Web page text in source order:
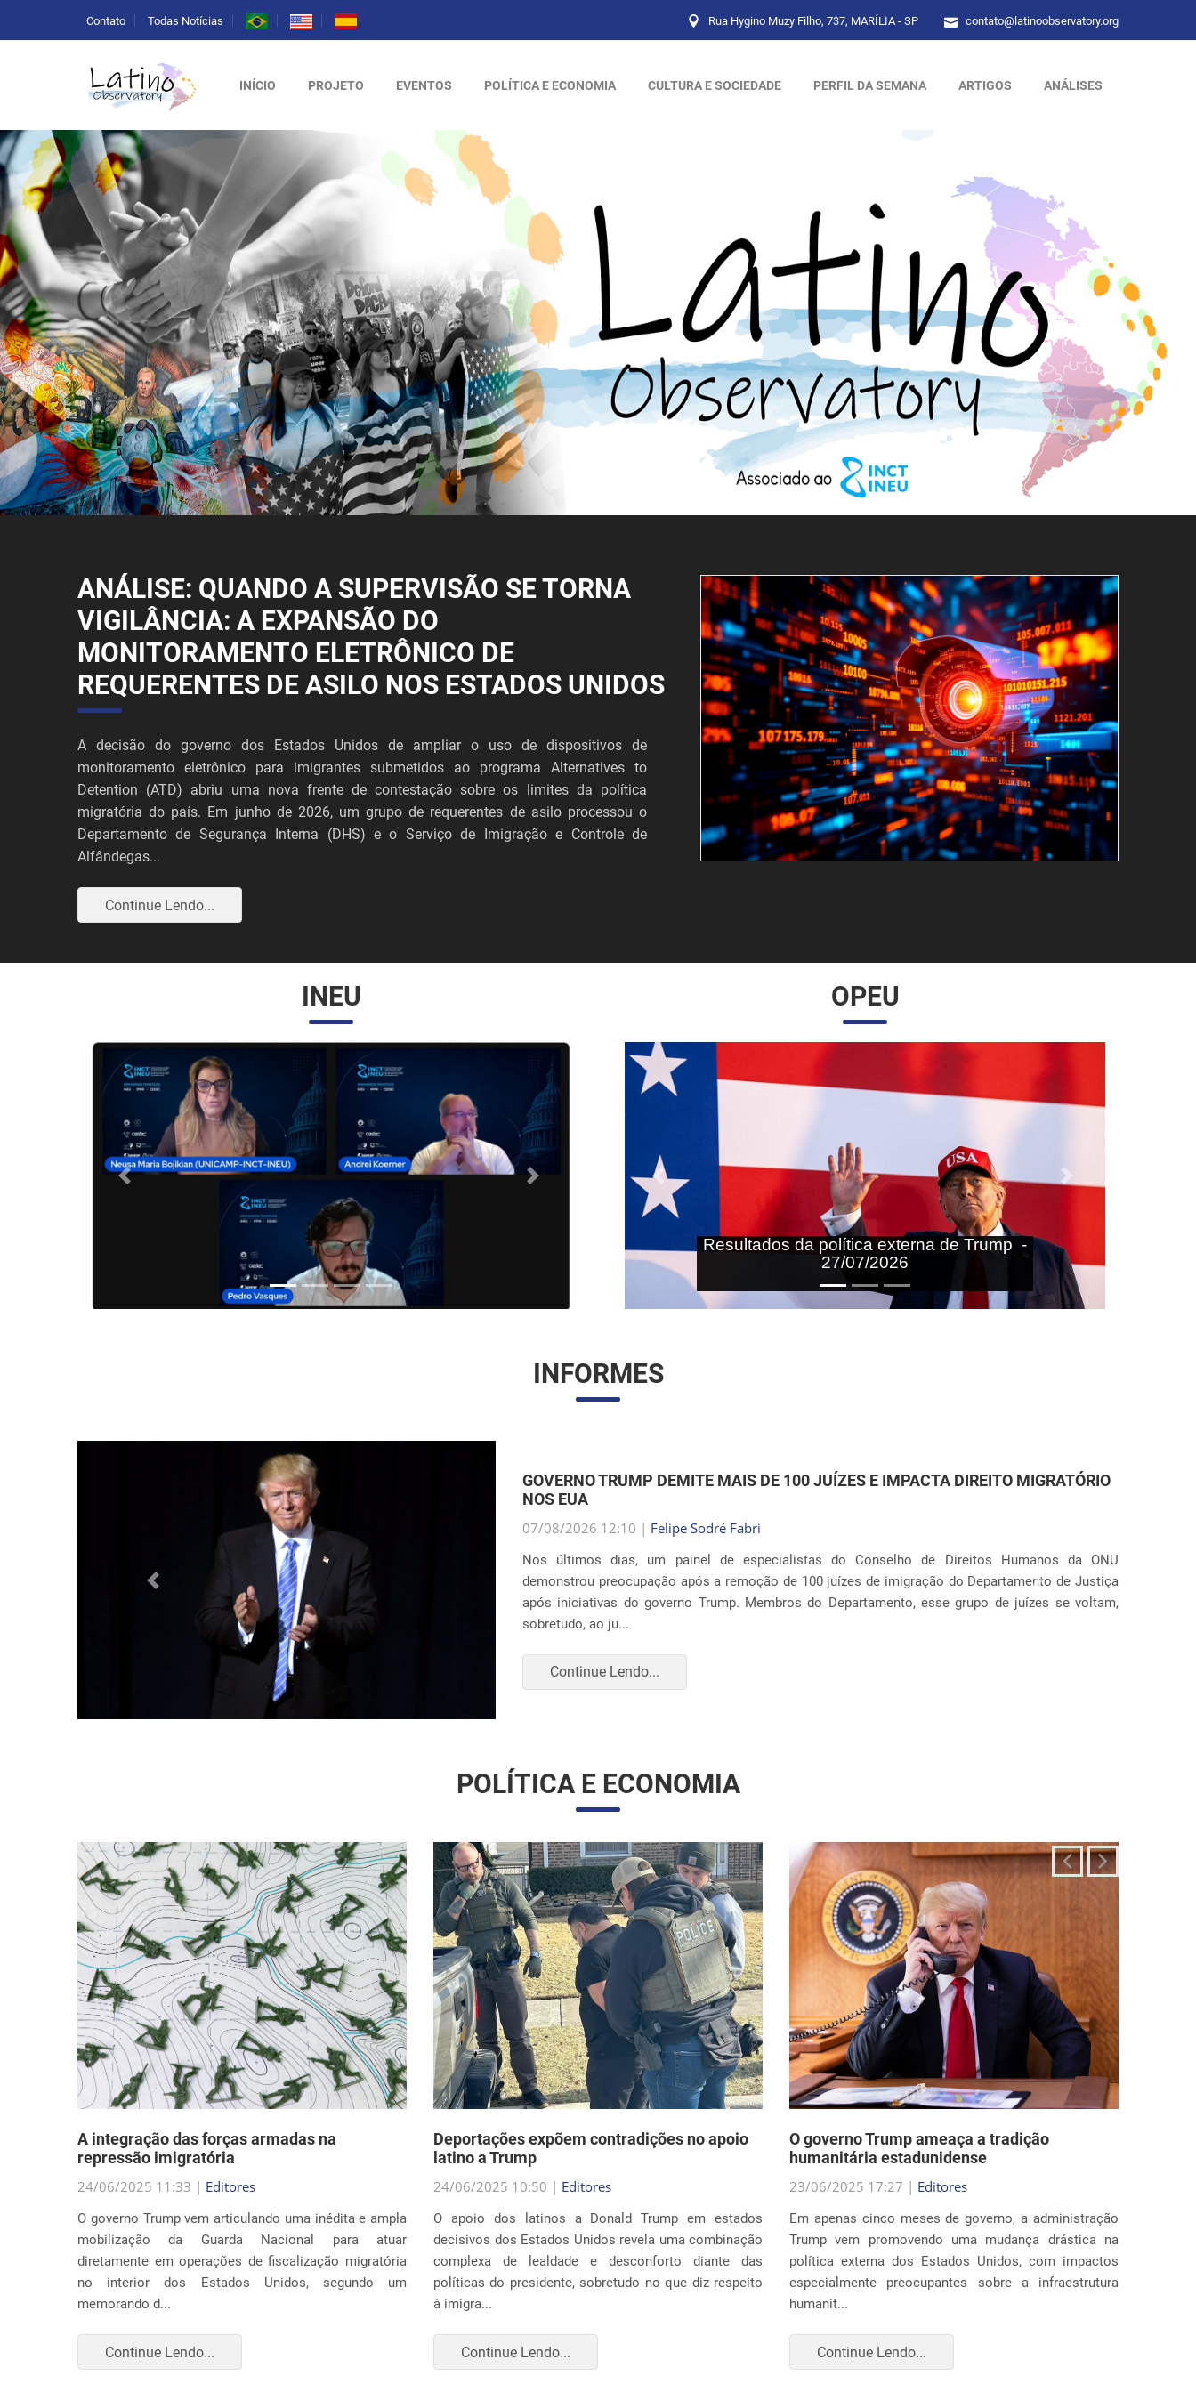
Contato Todas Notícias Rua Hygino Muzy Filho, 737, MARÍLIA - SP contato@latinoobservatory.org
INÍCIO PROJETO EVENTOS POLÍTICA E ECONOMIA CULTURA E SOCIEDADE PERFIL DA SEMANA ARTIGOS ANÁLISES
ANÁLISE: QUANDO A SUPERVISÃO SE TORNA
VIGILÂNCIA: A EXPANSÃO DO
MONITORAMENTO ELETRÔNICO DE
REQUERENTES DE ASILO NOS ESTADOS UNIDOS
A decisão do governo dos Estados Unidos de ampliar o uso de dispositivos de
monitoramento eletrônico para imigrantes submetidos ao programa Alternatives to
Detention (ATD) abriu uma nova frente de contestação sobre os limites da política
migratória do país. Em junho de 2026, um grupo de requerentes de asilo processou o
Departamento de Segurança Interna (DHS) e o Serviço de Imigração e Controle de
Alfândegas...
Continue Lendo...
INEU
Anterior Próximo
OPEU
As terras raras nas agendas doméstica e
internacional do Brasil - 27/07/2026
Anterior Próximo
INFORMES
EXPANSÃO DAS INSTALAÇÕES DE DETENÇÃO DE IMIGRANTES NOS ESTADOS
UNIDOS
07/08/2026 12:01 | Gabriella Schimpl Tebar Anunciação
A notícia publicada pela revista TIME mostra que o governo dos Estados Unidos pretende ampliar o
sistema de detenção de imigrantes do ICE (órgão de imigração e alfândega). O plano prevê a
construção ou expansão de unidades em 14 locais diferentes, incluindo estados como Texas, F...
Anterior Próximo
POLÍTICA E ECONOMIA
A integração das forças armadas na
repressão imigratória
24/06/2025 11:33 | Editores
O governo Trump vem articulando uma inédita e ampla
mobilização da Guarda Nacional para atuar
diretamente em operações de fiscalização migratória
no interior dos Estados Unidos, segundo um
memorando d...
Continue Lendo...
Deportações expõem contradições no apoio
latino a Trump
24/06/2025 10:50 | Editores
O apoio dos latinos a Donald Trump em estados
decisivos dos Estados Unidos revela uma combinação
complexa de lealdade e desconforto diante das
políticas do presidente, sobretudo no que diz respeito
à imigra...
Continue Lendo...
O governo Trump ameaça a tradição
humanitária estadunidense
23/06/2025 17:27 | Editores
Em apenas cinco meses de governo, a administração
Trump vem promovendo uma mudança drástica na
política externa dos Estados Unidos, com impactos
especialmente preocupantes sobre a infraestrutura
humanit...
Continue Lendo...